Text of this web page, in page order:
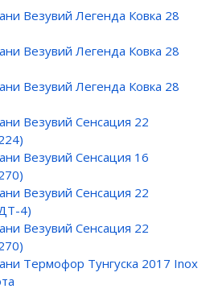
Везувий Легенда Ковка 28
Везувий Легенда Ковка 28
Везувий Легенда Ковка 28
Везувий Сенсация 22
Везувий Сенсация 16
Везувий Сенсация 22
4)
Везувий Сенсация 22
Термофор Тунгуска 2017 Inox